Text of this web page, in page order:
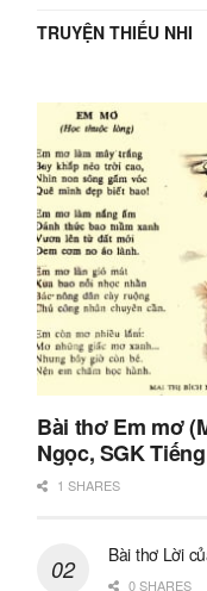
TRUYỆN THIẾU NHI
Bài thơ Em mơ
Ngọc, SGK
1 SHARES
Bài thơ Lời
0 SHARES